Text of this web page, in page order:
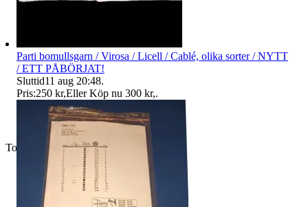
Toppsäljare
Parti bomullsgarn / Virosa / Licell / Cablé, olika sorter / NYTT
/ ETT PÅBÖRJAT!
Sluttid11 aug 20:48.
Pris:250 kr,Eller Köp nu 300 kr,.